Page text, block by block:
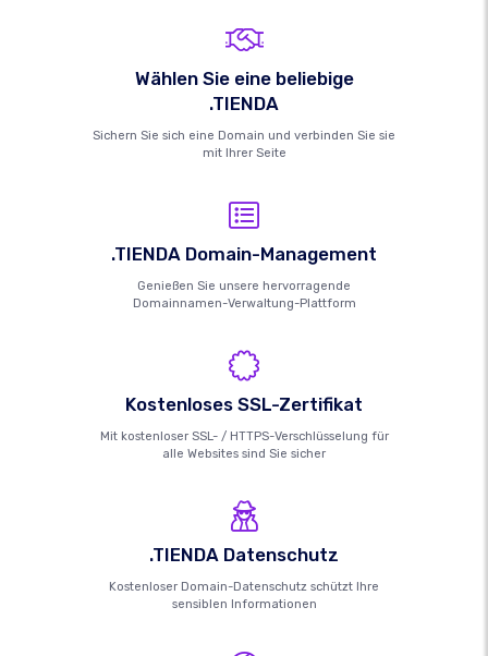
Wählen Sie eine beliebige
.TIENDA
Sichern Sie sich eine Domain und verbinden Sie sie
mit Ihrer Seite
.TIENDA Domain-Management
Genießen Sie unsere hervorragende
Domainnamen-Verwaltung-Plattform
Kostenloses SSL-Zertifikat
Mit kostenloser SSL- / HTTPS-Verschlüsselung für
alle Websites sind Sie sicher
.TIENDA Datenschutz
Kostenloser Domain-Datenschutz schützt Ihre
sensiblen Informationen